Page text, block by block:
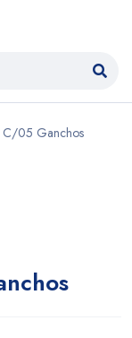
C/05 Ganchos